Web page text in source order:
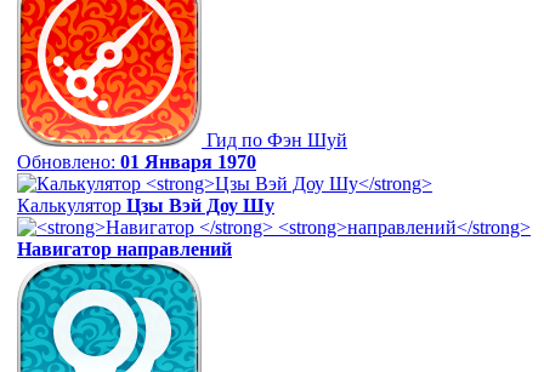
Гид по Фэн Шуй
Обновлено: 01 Января 1970
Калькулятор Цзы Вэй Доу Шу
Навигатор направлений